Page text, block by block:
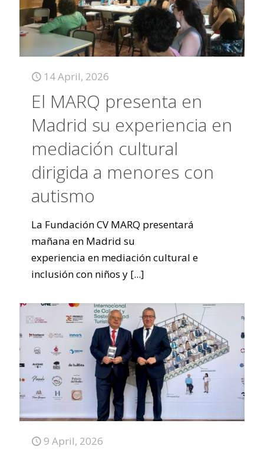
14 April, 2026
El MARQ presenta en
Madrid su experiencia en
mediación cultural
dirigida a menores con
autismo
La Fundación CV MARQ presentará
mañana en Madrid su
experiencia en mediación cultural e
inclusión con niños y [...]
9 April, 2026